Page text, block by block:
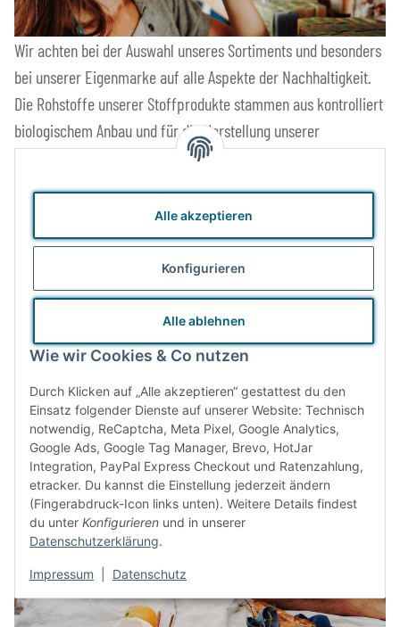
Alle akzeptieren
Konfigurieren
Alle ablehnen
Wie wir Cookies & Co nutzen
Durch Klicken auf „Alle akzeptieren“ gestattest du den
Einsatz folgender Dienste auf unserer Website: Technisch
notwendig, ReCaptcha, Meta Pixel, Google Analytics,
Google Ads, Google Tag Manager, Brevo, HotJar
Integration, PayPal Express Checkout und Ratenzahlung,
etracker. Du kannst die Einstellung jederzeit ändern
(Fingerabdruck-Icon links unten). Weitere Details findest
du unter Konfigurieren und in unserer
Datenschutzerklärung.
Impressum Datenschutz
Wir achten bei der Auswahl unseres Sortiments und besonders
bei unserer Eigenmarke auf alle Aspekte der Nachhaltigkeit.
Die Rohstoffe unserer Stoffprodukte stammen aus kontrolliert
biologischem Anbau und für die Herstellung unserer
Holzartikel kommt FSC-zertifiziertes Holz zum Einsatz. Unsere
Produkte sind schadstofffrei und langlebig. Wenn schon neu
kaufen, dann wenigstens Waren mit langer Lebensdauer.
Faire und sichere Produktionsbedingungen und direkte
Kooperation mit (Familien-) Unternehmen sind uns ebenso
wichtig wie möglichst kurze und energieeffiziente
Transportwege. Unsere Waren beziehen wir zum Großteil
gänzlich ohne Verkaufsverpackungen. Lassen sich diese nicht
vermeiden, verzichten wir der Umwelt zuliebe auf schillernde
Farben und Hochglanz.
Das Zero Waste Prinzip